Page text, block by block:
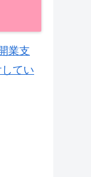
業支
てい